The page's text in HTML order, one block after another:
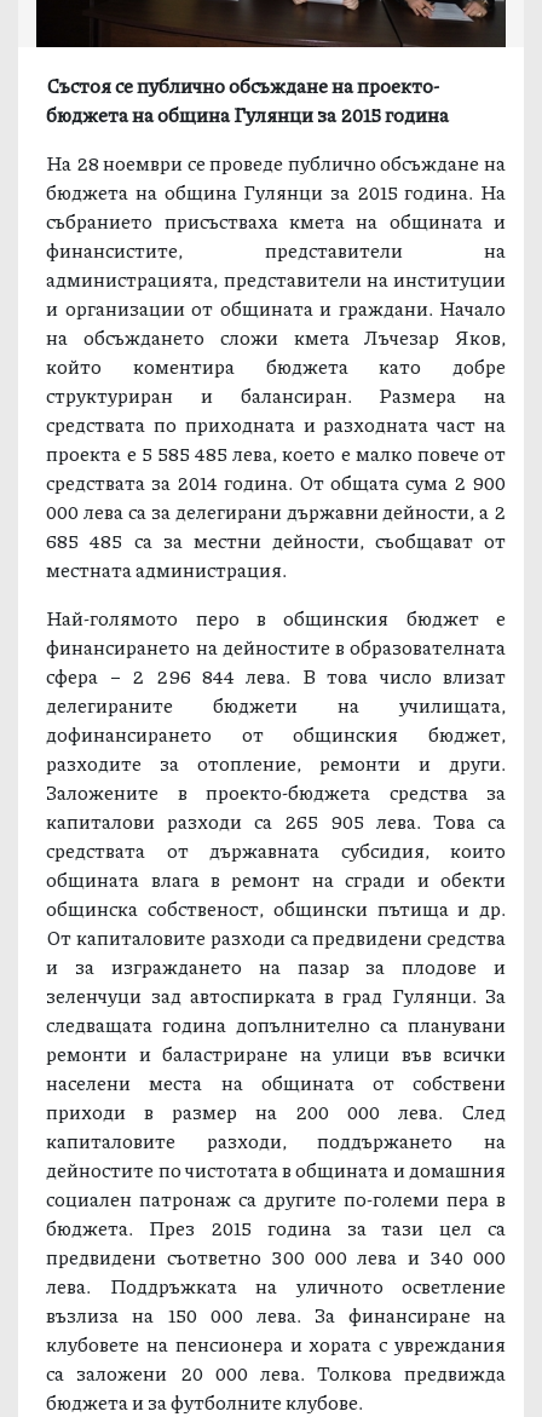
Състоя се публично обсъждане на проекто-
бюджета на община Гулянци за 2015 година
На 28 ноември се проведе публично обсъждане на
бюджета на община Гулянци за 2015 година. На
събранието присъстваха кмета на общината и
финансистите, представители на
администрацията, представители на институции
и организации от общината и граждани. Начало
на обсъждането сложи кмета Лъчезар Яков,
който коментира бюджета като добре
структуриран и балансиран. Размера на
средствата по приходната и разходната част на
проекта е 5 585 485 лева, което е малко повече от
средствата за 2014 година. От общата сума 2 900
000 лева са за делегирани държавни дейности, а 2
685 485 са за местни дейности, съобщават от
местната администрация.
Най-голямото перо в общинския бюджет е
финансирането на дейностите в образователната
сфера – 2 296 844 лева. В това число влизат
делегираните бюджети на училищата,
дофинансирането от общинския бюджет,
разходите за отопление, ремонти и други.
Заложените в проекто-бюджета средства за
капиталови разходи са 265 905 лева. Това са
средствата от държавната субсидия, които
общината влага в ремонт на сгради и обекти
общинска собственост, общински пътища и др.
От капиталовите разходи са предвидени средства
и за изграждането на пазар за плодове и
зеленчуци зад автоспирката в град Гулянци. За
следващата година допълнително са планувани
ремонти и баластриране на улици във всички
населени места на общината от собствени
приходи в размер на 200 000 лева. След
капиталовите разходи, поддържането на
дейностите по чистотата в общината и домашния
социален патронаж са другите по-големи пера в
бюджета. През 2015 година за тази цел са
предвидени съответно 300 000 лева и 340 000
лева. Поддръжката на уличното осветление
възлиза на 150 000 лева. За финансиране на
клубовете на пенсионера и хората с увреждания
са заложени 20 000 лева. Толкова предвижда
бюджета и за футболните клубове.